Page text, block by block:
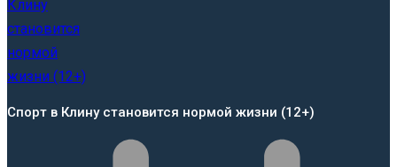
Спорт в Клину становится нормой жизни (12+)